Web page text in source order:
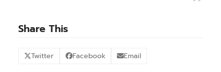
Share This
Twitter Facebook Email